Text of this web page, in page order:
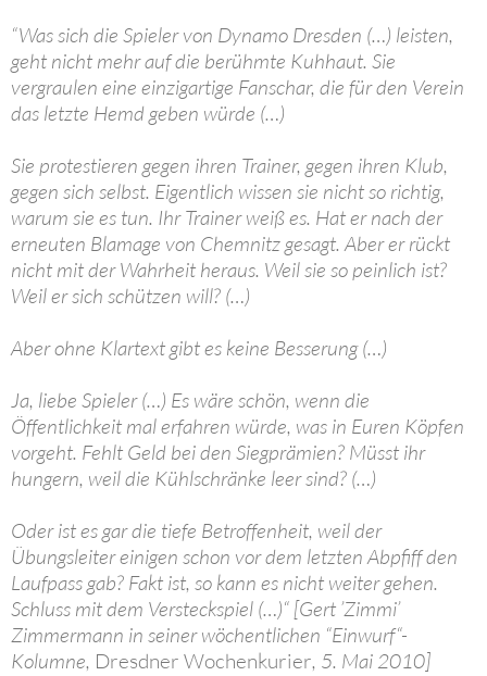
“Was sich die Spieler von Dynamo Dresden (…) leisten,
geht nicht mehr auf die berühmte Kuhhaut. Sie
vergraulen eine einzigartige Fanschar, die für den Verein
das letzte Hemd geben würde (…)
Sie protestieren gegen ihren Trainer, gegen ihren Klub,
gegen sich selbst. Eigentlich wissen sie nicht so richtig,
warum sie es tun. Ihr Trainer weiß es. Hat er nach der
erneuten Blamage von Chemnitz gesagt. Aber er rückt
nicht mit der Wahrheit heraus. Weil sie so peinlich ist?
Weil er sich schützen will? (…)
Aber ohne Klartext gibt es keine Besserung (…)
Ja, liebe Spieler (…) Es wäre schön, wenn die
Öffentlichkeit mal erfahren würde, was in Euren Köpfen
vorgeht. Fehlt Geld bei den Siegprämien? Müsst ihr
hungern, weil die Kühlschränke leer sind? (…)
Oder ist es gar die tiefe Betroffenheit, weil der
Übungsleiter einigen schon vor dem letzten Abpfiff den
Laufpass gab? Fakt ist, so kann es nicht weiter gehen.
Schluss mit dem Versteckspiel (…)“ [Gert ’Zimmi’
Zimmermann in seiner wöchentlichen “Einwurf“-
Kolumne, Dresdner Wochenkurier, 5. Mai 2010]